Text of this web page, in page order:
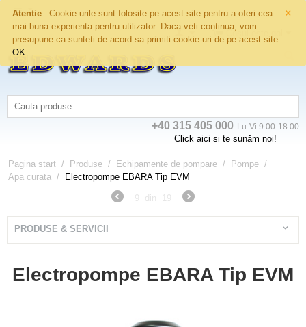
×
Atentie
Cookie-urile sunt folosite pe acest site pentru a oferi cea
mai buna experienta pentru utilizator. Daca veti continua, vom
presupune ca sunteti de acord sa primiti cookie-uri de pe acest site.
OK
Coșul este gol
+40 315 405 000 Lu-Vi 9:00-18:00
Click aici si te sunăm noi!
Pagina start / Produse / Echipamente de pompare / Pompe /
Apa curata / Electropompe EBARA Tip EVM
9 din 19
PRODUSE & SERVICII
Electropompe EBARA Tip EVM